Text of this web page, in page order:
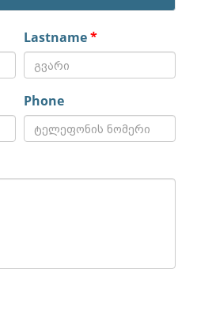
Lastname*
Phone